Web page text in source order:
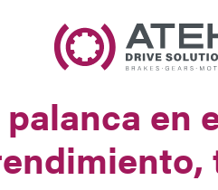
Nombre
Nombre de la Empresa
Correo Electrónicoen